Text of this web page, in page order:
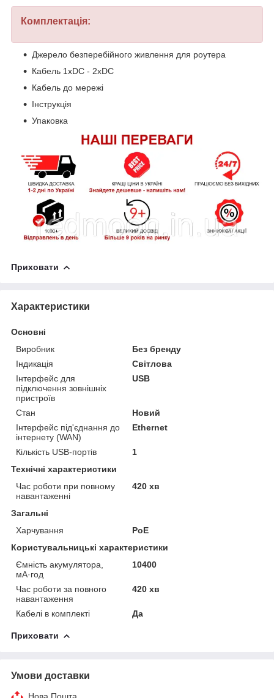
Комплектація:
Джерело безперебійного живлення для роутера
Кабель 1хDC - 2xDC
Кабель до мережі
Інструкція
Упаковка
Приховати
Характеристики
Основні
Виробник
Без бренду
Індикація
Світлова
Інтерфейс для
підключення зовнішніх
пристроїв
USB
Стан
Новий
Інтерфейс під'єднання до
інтернету (WAN)
Ethernet
Кількість USB-портів
1
Технічні характеристики
Час роботи при повному
навантаженні
420 хв
Загальні
Харчування
PoE
Користувальницькі характеристики
Ємність акумулятора,
мА·год
10400
Час роботи за повного
навантаження
420 хв
Кабелі в комплекті Да
Приховати
Умови доставки
Нова Пошта